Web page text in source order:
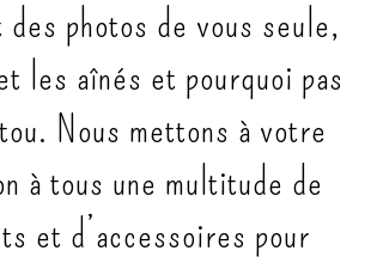
photos de vous seule,
les aînés et pourquoi pas
Nous mettons à votre
à tous une multitude de
et d’accessoires pour